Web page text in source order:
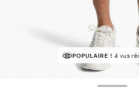
POPULAIRE ! 4 vus